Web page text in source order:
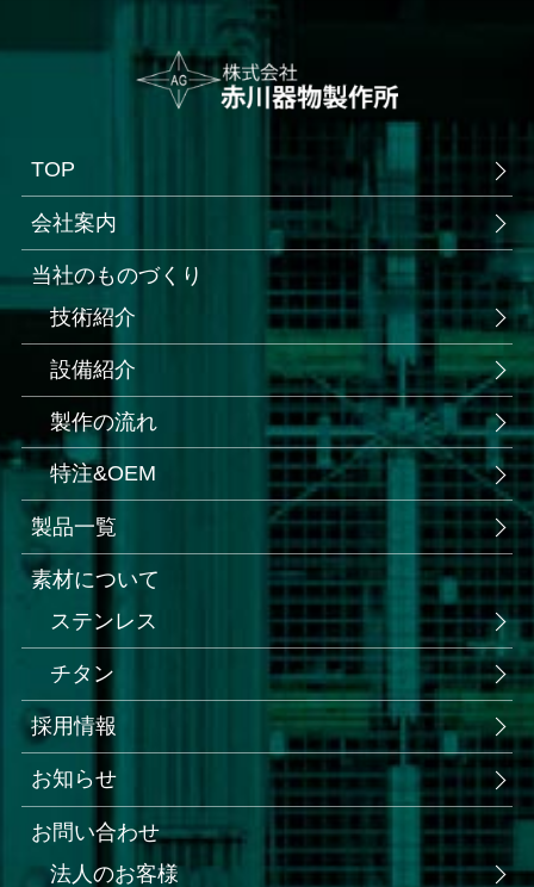
TOP
会社案内
当社のものづくり
技術紹介
設備紹介
製作の流れ
特注&OEM
製品一覧
素材について
ステンレス
チタン
採用情報
お知らせ
お問い合わせ
法人のお客様